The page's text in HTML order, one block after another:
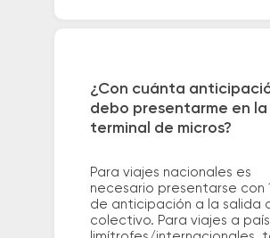
¿Con cuánta
debo presentarme en la
terminal de micros?
Para viajes nacionales es
necesario presentarse con
de anticipación a la salida
colectivo. Para viajes a